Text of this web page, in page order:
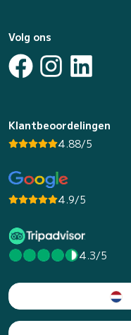
Volg ons
Klantbeoordelingen
4.88/5
4.9/5
4.3/5